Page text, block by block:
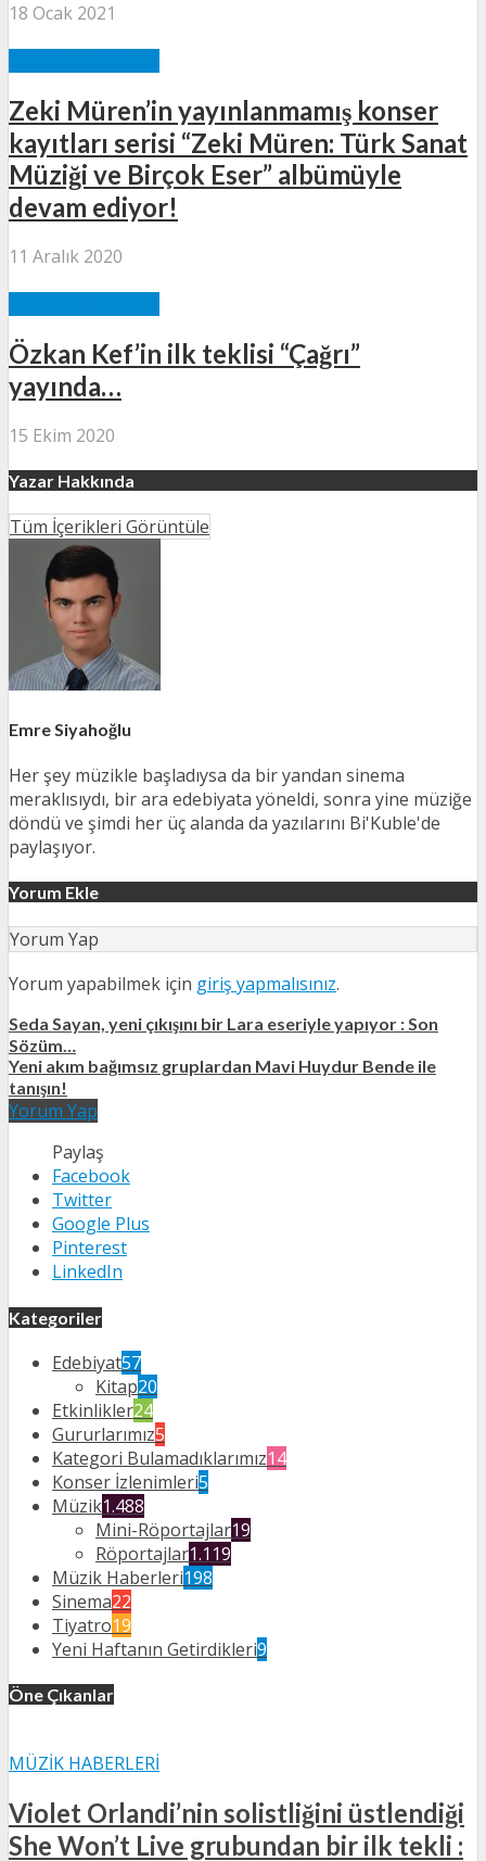
18 Ocak 2021
Zeki Müren’in yayınlanmamış konser
kayıtları serisi “Zeki Müren: Türk Sanat
Müziği ve Birçok Eser” albümüyle
devam ediyor!
11 Aralık 2020
Özkan Kef’in ilk teklisi “Çağrı”
yayında…
15 Ekim 2020
Yazar Hakkında
Tüm İçerikleri Görüntüle
Emre Siyahoğlu
Her şey müzikle başladıysa da bir yandan sinema
meraklısıydı, bir ara edebiyata yöneldi, sonra yine müziğe
döndü ve şimdi her üç alanda da yazılarını Bi'Kuble'de
paylaşıyor.
Yorum Ekle
Yorum Yap
Yorum yapabilmek için giriş yapmalısınız.
Seda Sayan, yeni çıkışını bir Lara eseriyle yapıyor : Son
Sözüm…
Yeni akım bağımsız gruplardan Mavi Huydur Bende ile
tanışın!
Yorum Yap
Paylaş
Facebook
Twitter
Google Plus
Pinterest
LinkedIn
Kategoriler
Edebiyat57
Kitap20
Etkinlikler24
Gururlarımız5
Kategori Bulamadıklarımız14
Konser İzlenimleri5
Müzik1.488
Mini-Röportajlar19
Röportajlar1.119
Müzik Haberleri198
Sinema22
Tiyatro19
Yeni Haftanın Getirdikleri9
Öne Çıkanlar
MÜZIK HABERLERI
Violet Orlandi’nin solistliğini üstlendiği
She Won’t Live grubundan bir ilk tekli :